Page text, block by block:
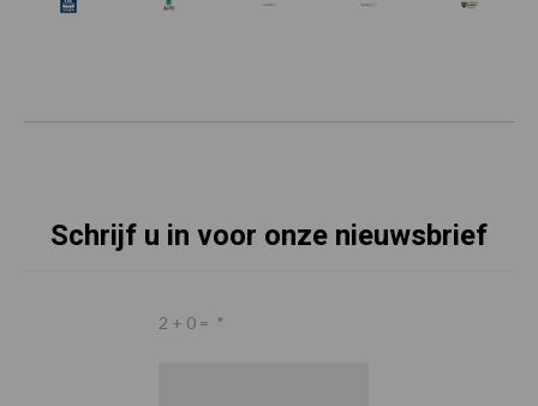
Schrijf u in voor onze nieuwsbrief
2 + 0 = *